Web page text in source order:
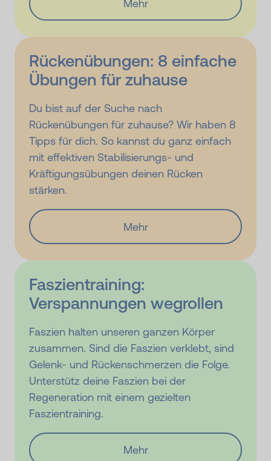
Mehr
Rückenübungen: 8 einfache
Übungen für zuhause
Du bist auf der Suche nach
Rückenübungen für zuhause? Wir haben 8
Tipps für dich. So kannst du ganz einfach
mit effektiven Stabilisierungs- und
Kräftigungsübungen deinen Rücken
stärken.
Mehr
Faszien­training:
Verspannungen wegrollen
Faszien halten unseren ganzen Körper
zusammen. Sind die Faszien verklebt, sind
Gelenk- und Rückenschmerzen die Folge.
Unterstütz deine Faszien bei der
Regeneration mit einem gezielten
Faszientraining.
Mehr